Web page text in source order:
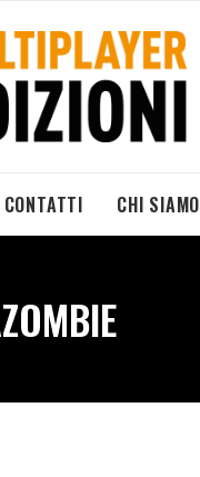
CONTATTI CHI SIAMO